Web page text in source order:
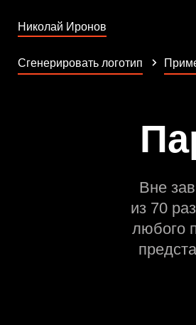
Николай Иронов
Сгенерировать логотип
Вне
из 70
любого